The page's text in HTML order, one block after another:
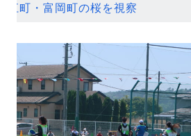
浪江町・富岡町の桜を視察